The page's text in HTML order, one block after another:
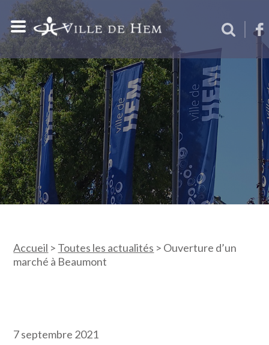
Accueil > Toutes les actualités > Ouverture d’un
marché à Beaumont
7 septembre 2021